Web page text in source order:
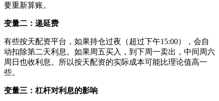
要重新算账。
变量二：递延费
有些按天配资平台，如果持仓过夜（超过下午15:00），会自
动扣除第二天利息。如果周五买入，到下周一卖出，中间周六
周日也收利息。所以按天配资的实际成本可能比理论值高一
些。
变量三：杠杆对利息的影响